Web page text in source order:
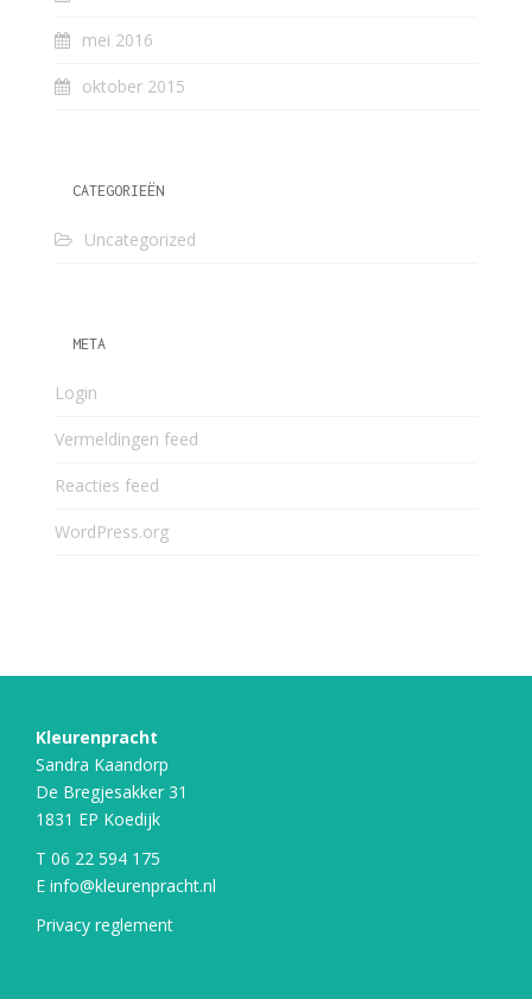
mei 2016
oktober 2015
CATEGORIEËN
Uncategorized
META
Login
Vermeldingen feed
Reacties feed
WordPress.org
Kleurenpracht
Sandra Kaandorp
De Bregjesakker 31
1831 EP Koedijk
T 06 22 594 175
E info@kleurenpracht.nl
Privacy reglement